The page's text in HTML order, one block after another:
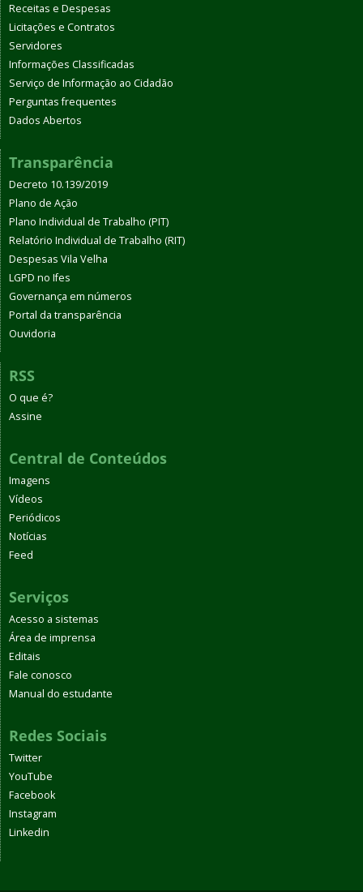
Receitas e Despesas
Licitações e Contratos
Servidores
Informações Classificadas
Serviço de Informação ao Cidadão
Perguntas frequentes
Dados Abertos
Transparência
Decreto 10.139/2019
Plano de Ação
Plano Individual de Trabalho (PIT)
Relatório Individual de Trabalho (RIT)
Despesas Vila Velha
LGPD no Ifes
Governança em números
Portal da transparência
Ouvidoria
RSS
O que é?
Assine
Central de Conteúdos
Imagens
Vídeos
Periódicos
Notícias
Feed
Serviços
Acesso a sistemas
Área de imprensa
Editais
Fale conosco
Manual do estudante
Redes Sociais
Twitter
YouTube
Facebook
Instagram
Linkedin